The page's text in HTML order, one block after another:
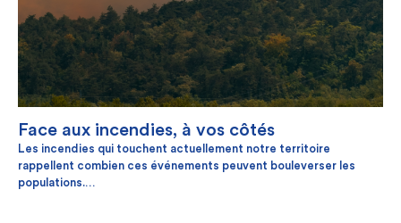
Face aux incendies, à vos côtés
Les incendies qui touchent actuellement notre territoire
rappellent combien ces événements peuvent bouleverser les
populations.